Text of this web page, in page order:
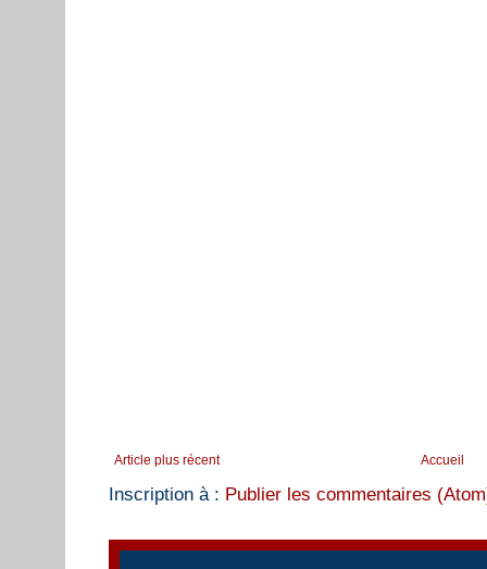
Article plus récent Accueil
Inscription à : Publier les commentaires